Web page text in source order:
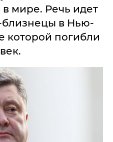
в мире. Речь идет
близнецы в Нью-
которой погибли